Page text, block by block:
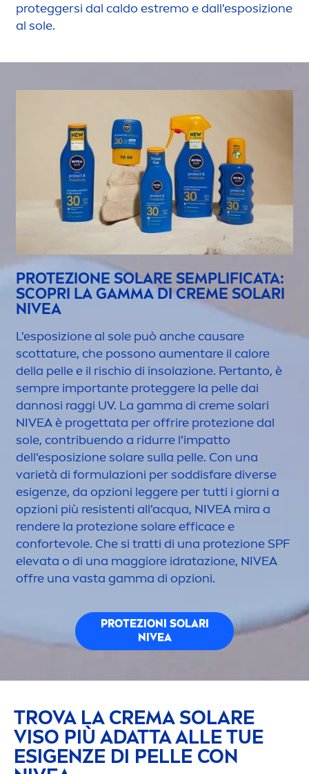
proteggersi dal caldo estremo e dall'esposizione
al sole.
PROTEZIONE SOLARE SEMPLIFICATA:
SCOPRI LA GAMMA DICREME SOLARI
NIVEA
L'esposizione al sole può anche causare
scottature, che possono aumentare il calore
della pelle e il rischio di insolazione. Pertanto, è
sempre importante proteggere la pelle dai
dannosi raggi UV. La gamma di cremesolari
NIVEAè progettata per offrire protezione dal
sole, contribuendo a ridurre l'impatto
dell'esposizione solare sulla pelle. Con una
varietà di formulazioni per soddisfare diverse
esigenze, da opzioni leggere per tutti i giorni a
opzioni più resistenti all'acqua, NIVEA mira a
rendere la protezione solare efficace e
confortevole. Che si tratti di una protezione SPF
elevata o di una maggiore idratazione, NIVEA
offre una vasta gamma di opzioni.
PROTEZIONI SOLARI
NIVEA
TROVA LA CREMA SOLARE
VISO PIÙ ADATTA ALLE TUE
ESIGENZE DI PELLE CON